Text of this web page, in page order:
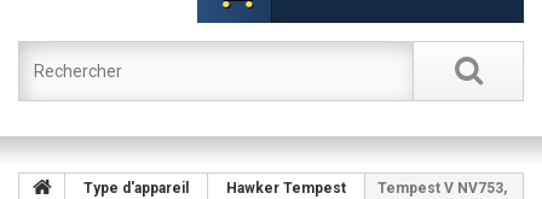
Type d'appareil Hawker Tempest
Tempest V NV753,